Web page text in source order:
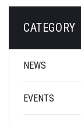
CATEGORY
NEWS
EVENTS